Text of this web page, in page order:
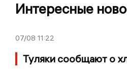
Интересные
07/08 11:22
Туляки сообщают о